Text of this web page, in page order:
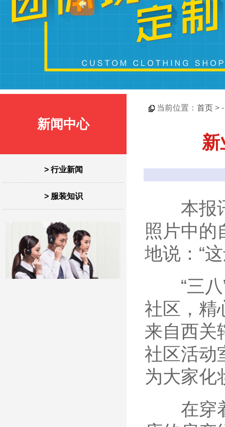
新闻中心
> 行业新闻
> 服装知识
当前位置： 首页 >
新
本报讯
照片中的
地说：“
“三八”
社区，精
来自西关
社区活动
为大家化
在穿着